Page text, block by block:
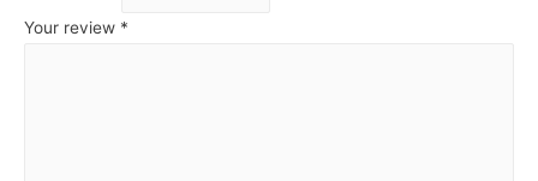
Your review *